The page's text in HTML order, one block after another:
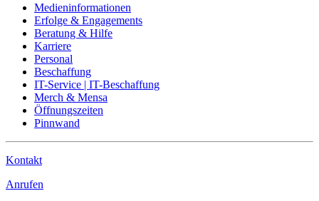
Medieninformationen
Erfolge & Engagements
Beratung & Hilfe
Karriere
Personal
Beschaffung
IT-Service | IT-Beschaffung
Merch & Mensa
Öffnungszeiten
Pinnwand
Kontakt
Anrufen